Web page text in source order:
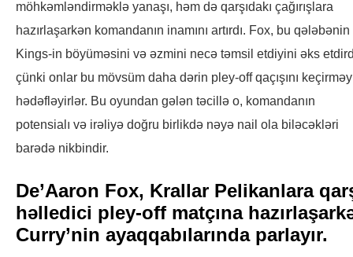
möhkəmləndirməklə yanaşı, həm də qarşıdakı çağırışlara
hazırlaşarkən komandanın inamını artırdı. Fox, bu qələbənin
Kings-in böyüməsini və əzmini necə təmsil etdiyini əks
çünki onlar bu mövsüm daha dərin pley-off qaçışını
hədəfləyirlər. Bu oyundan gələn təcillə o, komandanın
potensialı və irəliyə doğru birlikdə nəyə nail ola biləcəkləri
barədə nikbindir.
De’Aaron Fox, Krallar Pelikanlara
həlledici pley-off matçına
Curry’nin ayaqqabılarında parlayır.